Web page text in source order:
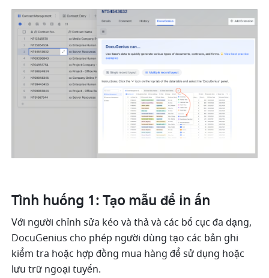
Tình huống 1: Tạo mẫu để in ấn
Với người chỉnh sửa kéo và thả và các bố cục đa dạng,
DocuGenius cho phép người dùng tạo các bản ghi
kiểm tra hoặc hợp đồng mua hàng để sử dụng hoặc
lưu trữ ngoại tuyến.